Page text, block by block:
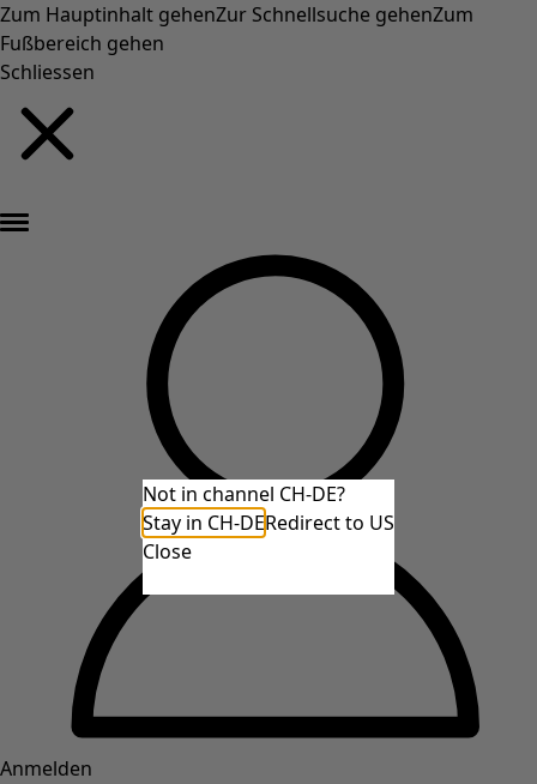
Zum Hauptinhalt gehenZur Schnellsuche gehenZum
Fußbereich gehen
Schliessen
Anmelden
Not in channel CH-DE?
Stay in CH-DERedirect to US
Close